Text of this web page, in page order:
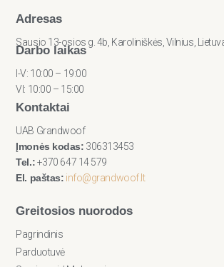
Adresas
Sausio 13-osios g. 4b, Karoliniškės, Vilnius,
Darbo laikas
I-V: 10:00 – 19:00
VI: 10:00 – 15:00
Kontaktai
UAB Grandwoof
Įmonės kodas: 306313453
Tel.:+370 647 14 579
El. paštas: info@grandwoof.lt
Greitosios nuorodos
Pagrindinis
Parduotuvė